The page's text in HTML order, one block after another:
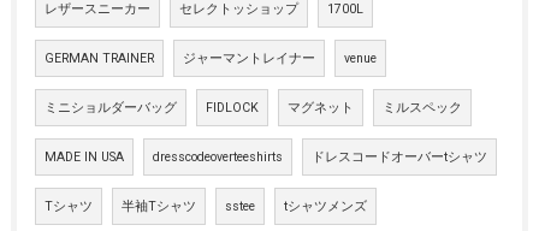
レザースニーカー セレクトッショップ 1700L
GERMAN TRAINER ジャーマントレイナー venue
ミニショルダーバッグ FIDLOCK マグネット ミルスペック
MADE IN USA dresscodeoverteeshirts ドレスコードオーバーtシャツ
Tシャツ 半袖Tシャツ sstee tシャツメンズ